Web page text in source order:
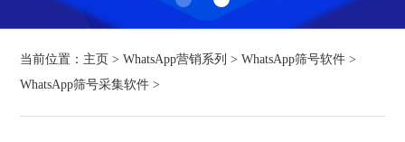
当前位置： 主页 >WhatsApp营销系列 >WhatsApp筛号软件 >
WhatsApp筛号采集软件 >